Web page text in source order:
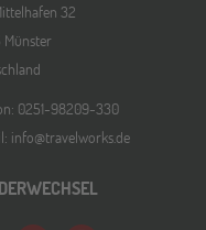
32
Münster
0251-98209-330
info@travelworks.de